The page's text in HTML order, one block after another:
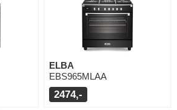
ELBA
EBS965MLAA
2474,-